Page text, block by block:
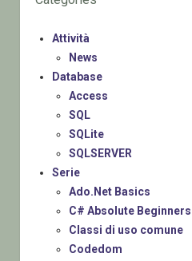
Attività
News
Database
Access
SQL
SQLite
SQLSERVER
Serie
Ado.Net Basics
C# Absolute
Classi di uso comune
Codedom